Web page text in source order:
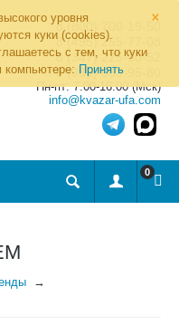
×
уровня
куки (cookies).
с тем, что куки
компьютере: Принять
8 (800) 700-19-50
8 (495) 255-77-08
8 (347) 225-00-52
8 (986) 963-95-80
Пн-пт: 7.00-16.00 (Мск)
info@kvazar-ufa.com
0